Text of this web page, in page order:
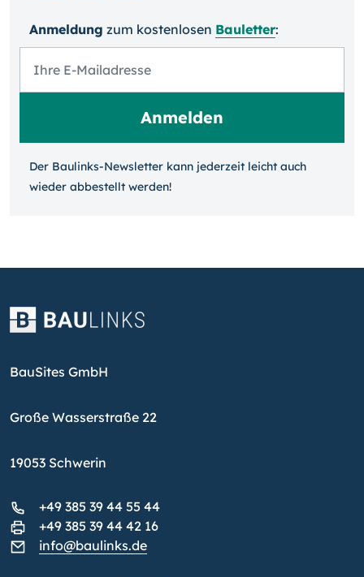
Anmeldung zum kosten­losen Bauletter:
Der Baulinks-Newsletter kann jeder­zeit leicht auch
wieder ab­bestellt werden!
BauSites GmbH
Große Wasserstraße 22
19053 Schwerin
+49 385 39 44 55 44
+49 385 39 44 42 16
info@baulinks.de